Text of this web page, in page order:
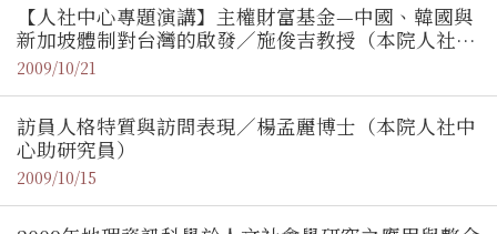
【人社中心專題演講】主權財富基金—中國、韓國與
新加坡體制對台灣的啟發／施俊吉教授（本院人社中
心研究員）
2009/10/21
訪員人格特質與訪問表現／楊孟麗博士（本院人社中
心助研究員）
2009/10/15